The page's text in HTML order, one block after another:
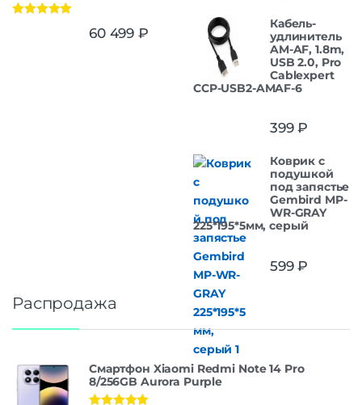
60 499 ₽
Кабель-
удлинитель
AM-AF, 1.8m,
USB 2.0, Pro
Cablexpert
CCP-USB2-AMAF-6
399₽
Коврик с
подушкой
под запястье
Gembird MP-
WR-GRAY
225*195*5мм, серый
599₽
Распродажа
Смартфон Xiaomi Redmi Note 14 Pro
8/256GB Aurora Purple